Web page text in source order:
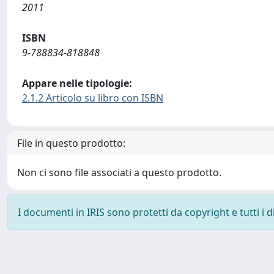
2011
ISBN
9-788834-818848
Appare nelle tipologie:
2.1.2 Articolo su libro con ISBN
File in questo prodotto:
Non ci sono file associati a questo prodotto.
I documenti in IRIS sono protetti da copyright e tutti i